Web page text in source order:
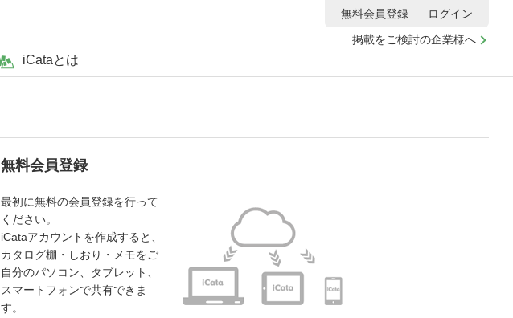
iCataとは
掲載をご検討の企業様へ
無料会員登録 ログイン
無料会員登録
最初に無料の会員登録を行って
ください。
iCataアカウントを作成すると、
カタログ棚・しおり・メモをご
自分のパソコン、タブレット、
スマートフォンで共有できま
す。